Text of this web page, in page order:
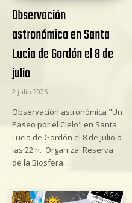
Observación
astronómica en Santa
Lucia de Gordón el 8 de
julio
2 julio 2026
Observación astronómica "Un
Paseo por el Cielo" en Santa
Lucia de Gordón el 8 de julio a
las 22 h. Organiza: Reserva
de la Biosfera...